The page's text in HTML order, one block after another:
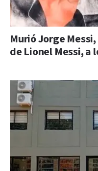
Murió Jorge
de Lionel Messi, a